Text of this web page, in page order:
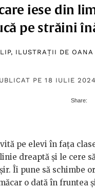
iese din
pe străini
, ILUSTRAȚII DE OANA
PE 18 IULIE 2024
pe elevi în fața
dreaptă și le cere
Îi pune să schimbe
o dată în fruntea